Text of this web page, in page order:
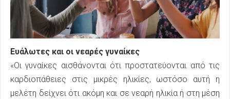
Ευάλωτες και οι νεαρές γυναίκες
«Οι γυναίκες αισθάνονται ότι προστατεύονται από τις
καρδιοπάθειες στις μικρές ηλικίες, ωστόσο αυτή η
μελέτη δείχνει ότι ακόμη και σε νεαρή ηλικία ή στη μέση